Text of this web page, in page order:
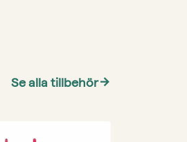
Se alla tillbehörarrow_forward